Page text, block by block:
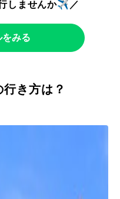
しませんか✈️／
みる
き方は？